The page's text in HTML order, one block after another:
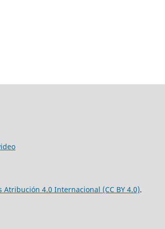
Atribución 4.0 Internacional (CC BY 4.0).